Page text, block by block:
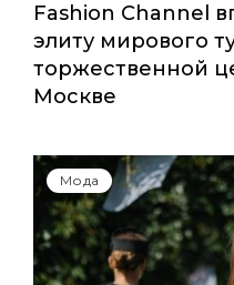
Fashion Channel
элиту мирового
торжественной
Москве
Мода